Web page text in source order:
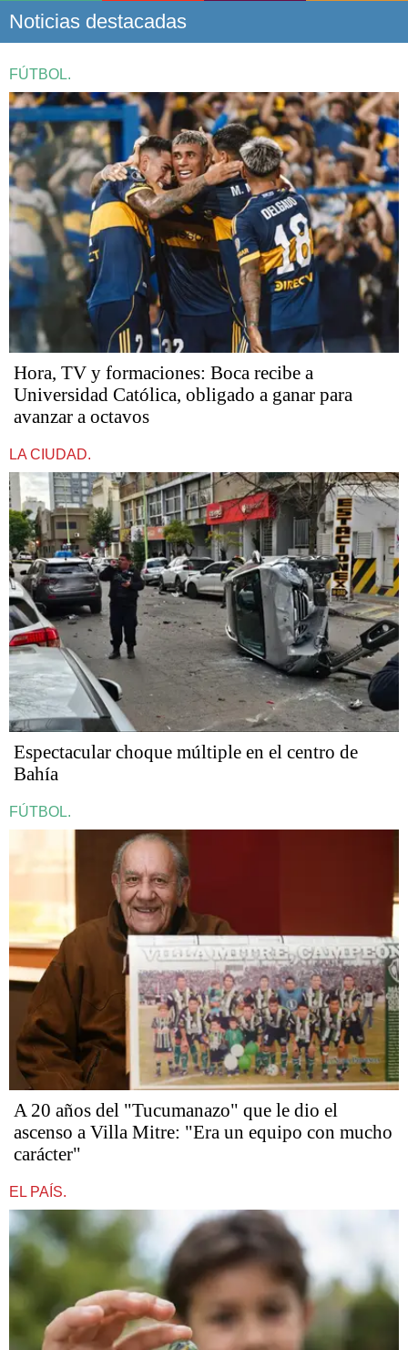
Noticias destacadas
FÚTBOL.
Hora, TV y formaciones: Boca recibe a
Universidad Católica, obligado a ganar para
avanzar a octavos
LA CIUDAD.
Espectacular choque múltiple en el centro de
Bahía
FÚTBOL.
A 20 años del "Tucumanazo" que le dio el
ascenso a Villa Mitre: "Era un equipo con mucho
carácter"
EL PAÍS.